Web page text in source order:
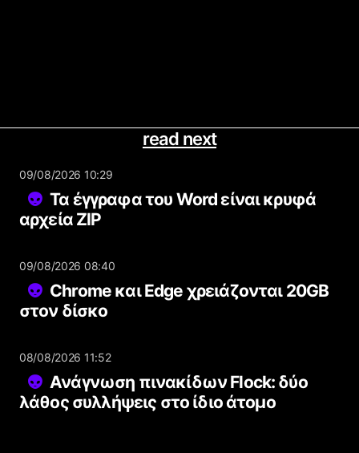
read next
09/08/2026 10:29
Τα έγγραφα του Word είναι κρυφά
αρχεία ZIP
09/08/2026 08:40
Chrome και Edge χρειάζονται 20GB
στον δίσκο
08/08/2026 11:52
Ανάγνωση πινακίδων Flock: δύο
λάθος συλλήψεις στο ίδιο άτομο